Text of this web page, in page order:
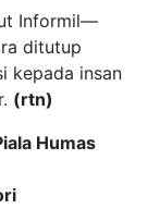
Informil—
ditutup
kepada insan
(rtn)
Humas